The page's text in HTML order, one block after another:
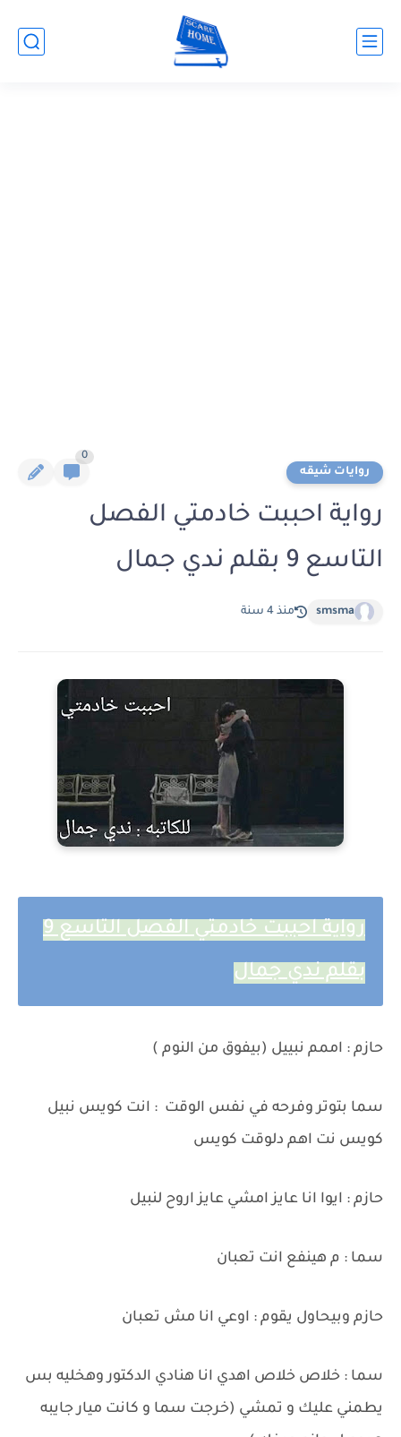
روايات شيقه
0
رواية احببت خادمتي الفصل
التاسع 9 بقلم ندي جمال
smsma منذ 4 سنة
رواية احببت خادمتي الفصل التاسع 9
بقلم ندي جمال
حازم : اممم نبييل (بيفوق من النوم )
سما بتوتر وفرحه في نفس الوقت : انت كويس نبيل
كويس نت اهم دلوقت كويس
حازم : ايوا انا عايز امشي عايز اروح لنبيل
سما : م هينفع انت تعبان
حازم وبيحاول يقوم : اوعي انا مش تعبان
سما : خلاص خلاص اهدي انا هنادي الدكتور وهخليه بس
يطمني عليك و تمشي (خرجت سما و كانت ميار جايبه